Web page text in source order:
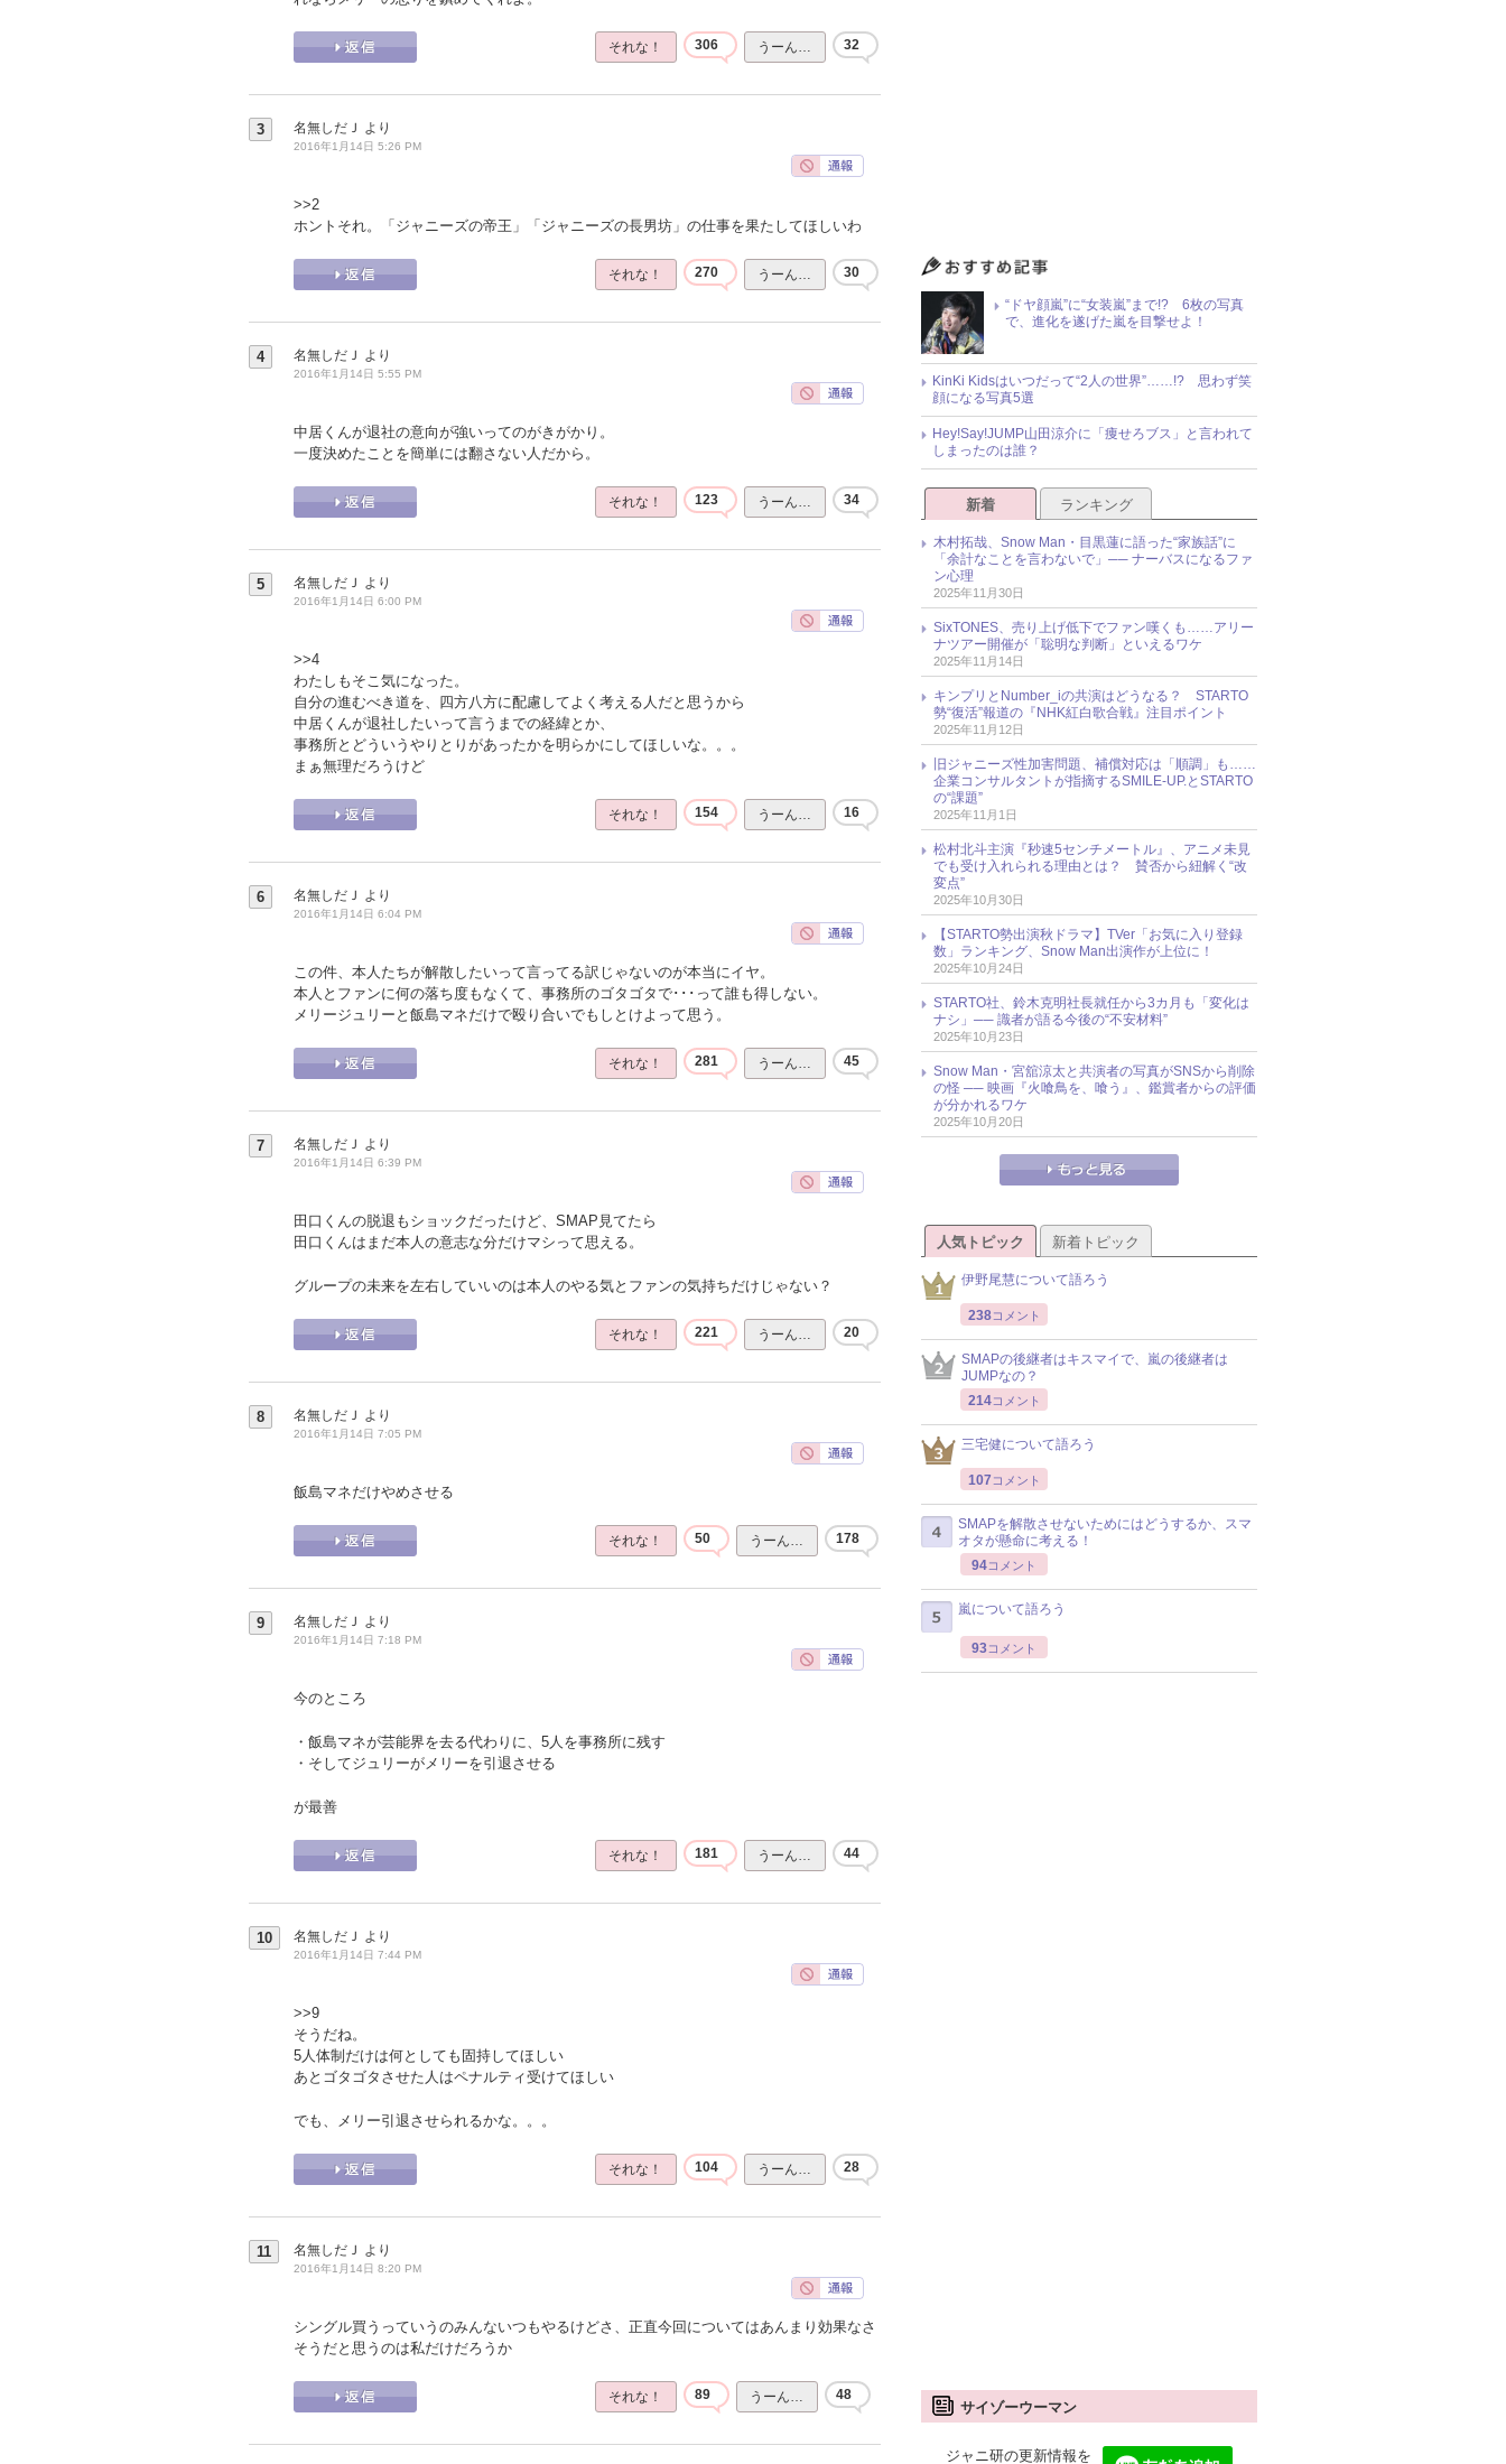
それな！ 306 うーん… 32
3 名無しだＪ より
2016年1月14日 5:26 PM
>>2
ホントそれ。「ジャニーズの帝王」「ジャニーズの長男坊」の仕事を果たしてほしいわ
それな！ 270 うーん… 30
4 名無しだＪ より
2016年1月14日 5:55 PM
中居くんが退社の意向が強いってのがきがかり。
一度決めたことを簡単には翻さない人だから。
それな！ 123 うーん… 34
5 名無しだＪ より
2016年1月14日 6:00 PM
>>4
わたしもそこ気になった。
自分の進むべき道を、四方八方に配慮してよく考える人だと思うから
中居くんが退社したいって言うまでの経緯とか、
事務所とどういうやりとりがあったかを明らかにしてほしいな。。。
まぁ無理だろうけど
それな！ 154 うーん… 16
6 名無しだＪ より
2016年1月14日 6:04 PM
この件、本人たちが解散したいって言ってる訳じゃないのが本当にイヤ。
本人とファンに何の落ち度もなくて、事務所のゴタゴタで･･･って誰も得しない。
メリージュリーと飯島マネだけで殴り合いでもしとけよって思う。
それな！ 281 うーん… 45
7 名無しだＪ より
2016年1月14日 6:39 PM
田口くんの脱退もショックだったけど、SMAP見てたら
田口くんはまだ本人の意志な分だけマシって思える。
グループの未来を左右していいのは本人のやる気とファンの気持ちだけじゃない？
それな！ 221 うーん… 20
8 名無しだＪ より
2016年1月14日 7:05 PM
飯島マネだけやめさせる
それな！ 50 うーん… 178
9 名無しだＪ より
2016年1月14日 7:18 PM
今のところ
・飯島マネが芸能界を去る代わりに、5人を事務所に残す
・そしてジュリーがメリーを引退させる
が最善
それな！ 181 うーん… 44
10 名無しだＪ より
2016年1月14日 7:44 PM
>>9
そうだね。
5人体制だけは何としても固持してほしい
あとゴタゴタさせた人はペナルティ受けてほしい
でも、メリー引退させられるかな。。。
それな！ 104 うーん… 28
11 名無しだＪ より
2016年1月14日 8:20 PM
シングル買うっていうのみんないつもやるけどさ、正直今回についてはあんまり効果なさ
そうだと思うのは私だけだろうか
それな！ 89 うーん… 48
“ドヤ顔嵐”に“女装嵐”まで!? 6枚の写真
で、進化を遂げた嵐を目撃せよ！
KinKi Kidsはいつだって“2人の世界”……!? 思わず笑
顔になる写真5選
Hey!Say!JUMP山田涼介に「痩せろブス」と言われて
しまったのは誰？
新着 ランキング
木村拓哉、Snow Man・目黒蓮に語った“家族話”に
「余計なことを言わないで」── ナーバスになるファ
ン心理
2025年11月30日
SixTONES、売り上げ低下でファン嘆くも……アリー
ナツアー開催が「聡明な判断」といえるワケ
2025年11月14日
キンプリとNumber_iの共演はどうなる？ STARTO
勢“復活”報道の『NHK紅白歌合戦』注目ポイント
2025年11月12日
旧ジャニーズ性加害問題、補償対応は「順調」も……
企業コンサルタントが指摘するSMILE-UP.とSTARTO
の“課題”
2025年11月1日
松村北斗主演『秒速5センチメートル』、アニメ未見
でも受け入れられる理由とは？ 賛否から紐解く“改
変点”
2025年10月30日
【STARTO勢出演秋ドラマ】TVer「お気に入り登録
数」ランキング、Snow Man出演作が上位に！
2025年10月24日
STARTO社、鈴木克明社長就任から3カ月も「変化は
ナシ」── 識者が語る今後の“不安材料”
2025年10月23日
Snow Man・宮舘涼太と共演者の写真がSNSから削除
の怪 ── 映画『火喰鳥を、喰う』、鑑賞者からの評価
が分かれるワケ
2025年10月20日
人気トピック 新着トピック
伊野尾慧について語ろう
238コメント
SMAPの後継者はキスマイで、嵐の後継者は
JUMPなの？
214コメント
三宅健について語ろう
107 コメント
SMAPを解散させないためにはどうするか、スマ
オタが懸命に考える！
94コメント
嵐について語ろう
93コメント
サイゾーウーマン
ジャニ研の更新情報を